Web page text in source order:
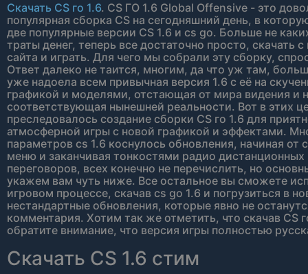
Скачать CS го 1.6. CS ГО 1.6 Global Offensive - это
популярная сборка CS на сегодняшний день, в
две популярные версии CS 1.6 и cs go. Больше не
траты денег, теперь все достаточно просто, скачать
сайта и играть. Для чего мы собрали эту сборку,
Ответ далеко не таится, многим, да что уж там,
уже надоела всем привычная версия 1.6 с её на
графикой и моделями, отстающая от мира видения и
соответствующая нынешней реальности. Вот в этих
преследовалось создание сборки CS го 1.6 для
атмосферной игры с новой графикой и эффектами.
параметров cs 1.6 коснулось обновления, начиная от
меню и заканчивая тонкостями радио дистанционных
переговоров, всех конечно не перечислить, но
укажем вам чуть ниже. Все остальное вы сможете
игровом процессе, скачав cs go 1.6 и погрузиться в
нестандартные обновления, которые явно не
комментария. Хотим так же отметить, что скачав CS
обратите внимание, что версия игры полностью
Скачать CS 1.6 стим